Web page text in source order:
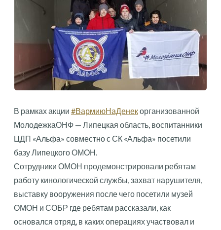
В рамках акции #ВармиюНаДенекорганизованной
МолодежкаОНФ — Липецкая область, воспитанники
ЦДП «Альфа» совместно с СК «Альфа» посетили
базу Липецкого ОМОН.
Сотрудники ОМОН продемонстрировали ребятам
работу кинологической службы, захват нарушителя,
выставку вооружения после чего посетили музей
ОМОН и СОБР где ребятам рассказали, как
основался отряд, в каких операциях участвовал и